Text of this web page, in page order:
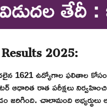
2025:
1621 ఉద్యోగాల ఫలితాల కోసం
ఆధారిత రాత పరీక్షలు
జరిగింది. చాలామంది అభ్యర్థులు